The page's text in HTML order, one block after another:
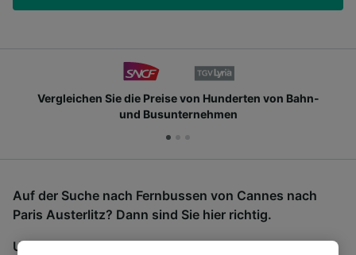
Vergleichen Sie die Preise von Hunderten von Bahn-
und Busunternehmen
Auf der Suche nach Fernbussen von Cannes nach
Paris Austerlitz? Dann sind Sie hier richtig.
Um Bustickets zu finden, starten Sie einfach oben